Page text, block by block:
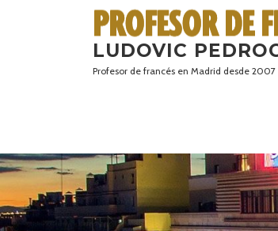
LUDOVIC
Profesor de francés en Madrid desde 2007